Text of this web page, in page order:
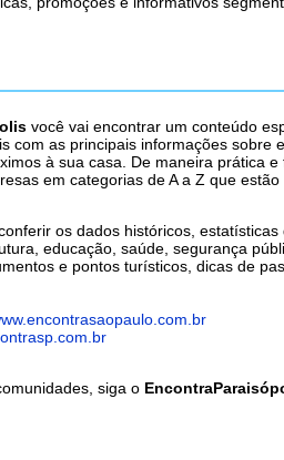
você vai encontrar um conteúdo
com as principais informações sobre
à sua casa. De maneira prática
em categorias de A a Z que
os dados históricos, estatísticas
educação, saúde, segurança
e pontos turísticos, dicas de
siga o